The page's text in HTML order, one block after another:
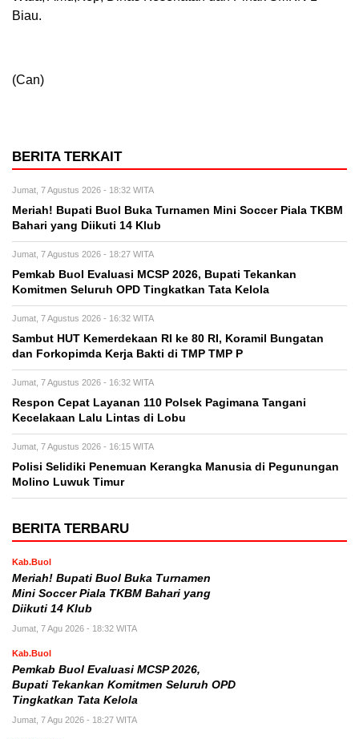
Biau.
(Can)
BERITA TERKAIT
Jumat, 7 Agustus 2026 - 18:32 WITA
Meriah! Bupati Buol Buka Turnamen Mini Soccer Piala TKBM
Bahari yang Diikuti 14 Klub
Jumat, 7 Agustus 2026 - 18:27 WITA
Pemkab Buol Evaluasi MCSP 2026, Bupati Tekankan
Komitmen Seluruh OPD Tingkatkan Tata Kelola
Jumat, 7 Agustus 2026 - 16:32 WITA
Sambut HUT Kemerdekaan RI ke 80 RI, Koramil Bungatan
dan Forkopimda Kerja Bakti di TMP TMP P
Jumat, 7 Agustus 2026 - 16:32 WITA
Respon Cepat Layanan 110 Polsek Pagimana Tangani
Kecelakaan Lalu Lintas di Lobu
Jumat, 7 Agustus 2026 - 16:15 WITA
Polisi Selidiki Penemuan Kerangka Manusia di Pegunungan
Molino Luwuk Timur
BERITA TERBARU
Kab.Buol
Meriah! Bupati Buol Buka Turnamen
Mini Soccer Piala TKBM Bahari yang
Diikuti 14 Klub
Jumat, 7 Agu 2026 - 18:32 WITA
Kab.Buol
Pemkab Buol Evaluasi MCSP 2026,
Bupati Tekankan Komitmen Seluruh OPD
Tingkatkan Tata Kelola
Jumat, 7 Agu 2026 - 18:27 WITA